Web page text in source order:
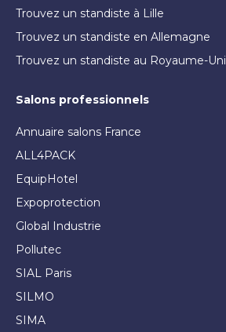
Trouvez un standiste à Lille
Trouvez un standiste en Allemagne
Trouvez un standiste au Royaume-Uni
Salons professionnels
Annuaire salons France
ALL4PACK
EquipHotel
Expoprotection
Global Industrie
Pollutec
SIAL Paris
SILMO
SIMA